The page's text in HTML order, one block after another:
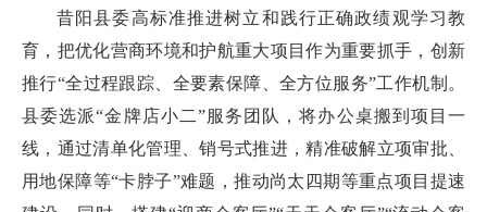
昔阳县委高标准推进树立和践行正确政绩观学习教
育，把优化营商环境和护航重大项目作为重要抓手，创新
推行“全过程跟踪、全要素保障、全方位服务”工作机制。
县委选派“金牌店小二”服务团队，将办公桌搬到项目一
线，通过清单化管理、销号式推进，精准破解立项审批、
用地保障等“卡脖子”难题，推动尚太四期等重点项目提速